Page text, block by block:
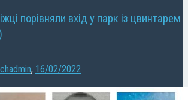
порівняли вхід у парк із цвинтарем
, 16/02/2022